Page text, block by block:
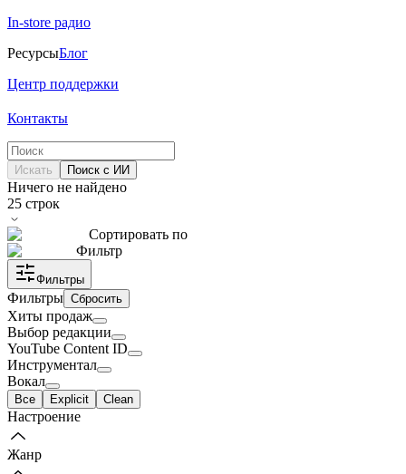
In-store радио
РесурсыБлог
Центр поддержки
Контакты
Искать Поиск с ИИ
Ничего не найдено
25 строк
Сортировать по
Фильтр
Фильтры
Фильтры Сбросить
Хиты продаж
Выбор редакции
YouTube Content ID
Инструментал
Вокал
Все Explicit Clean
Настроение
Жанр